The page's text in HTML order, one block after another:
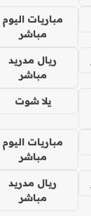
مباريات اليوم
مباشر
ريال مدريد
مباشر
يلا شوت
مباريات اليوم
مباشر
ريال مدريد
مباشر